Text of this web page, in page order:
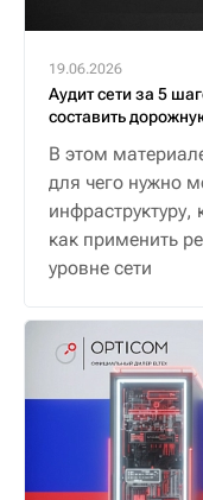
19.06.2026
Аудит сети за 5
составить
В этом
для чего нужно
инфраструктуру,
как применить
уровне сети